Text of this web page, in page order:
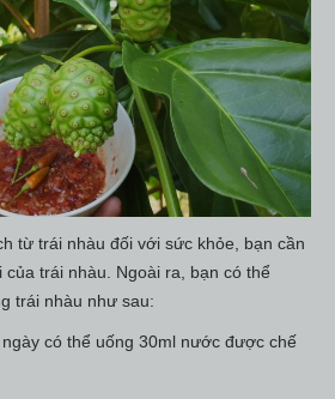
từ trái nhàu đối với sức khỏe, bạn cần
trái nhàu. Ngoài ra, bạn có thể
trái nhàu như sau:
có thể uống 30ml nước được chế